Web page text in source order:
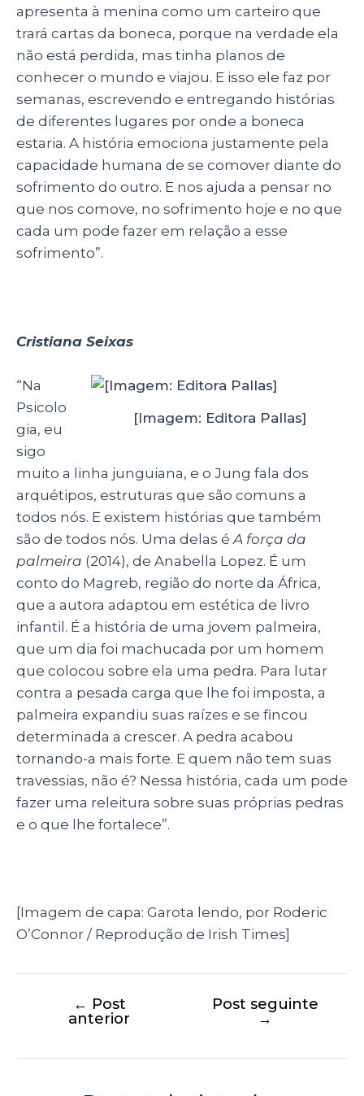
apresenta à menina como um carteiro que
trará cartas da boneca, porque na verdade ela
não está perdida, mas tinha planos de
conhecer o mundo e viajou. E isso ele faz por
semanas, escrevendo e entregando histórias
de diferentes lugares por onde a boneca
estaria. A história emociona justamente pela
capacidade humana de se comover diante do
sofrimento do outro. E nos ajuda a pensar no
que nos comove, no sofrimento hoje e no que
cada um pode fazer em relação a esse
sofrimento”.
Cristiana Seixas
[Imagem: Editora Pallas]
“Na
Psicolo
gia, eu
sigo
muito a linha junguiana, e o Jung fala dos
arquétipos, estruturas que são comuns a
todos nós. E existem histórias que também
são de todos nós. Uma delas é A força da
palmeira (2014), de Anabella Lopez. É um
conto do Magreb, região do norte da África,
que a autora adaptou em estética de livro
infantil. É a história de uma jovem palmeira,
que um dia foi machucada por um homem
que colocou sobre ela uma pedra. Para lutar
contra a pesada carga que lhe foi imposta, a
palmeira expandiu suas raízes e se fincou
determinada a crescer. A pedra acabou
tornando-a mais forte. E quem não tem suas
travessias, não é? Nessa história, cada um pode
fazer uma releitura sobre suas próprias pedras
e o que lhe fortalece”.
[Imagem de capa: Garota lendo, por Roderic
O’Connor / Reprodução de Irish Times]
← Post
anterior
Post seguinte
→